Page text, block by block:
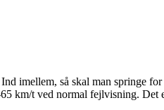
imellem, så skal man springe
km/t ved normal fejlvisning.